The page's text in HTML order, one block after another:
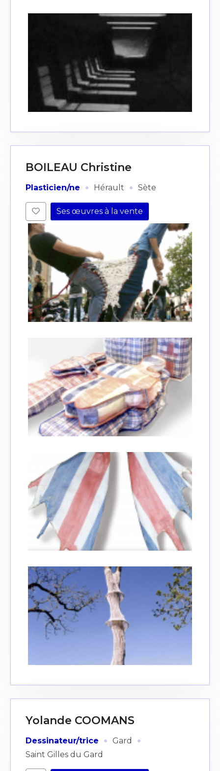
BOILEAU Christine
Plasticien/ne · Hérault · Sète
Ses œuvres à la vente
Yolande COOMANS
Dessinateur/trice · Gard ·
Saint Gilles du Gard